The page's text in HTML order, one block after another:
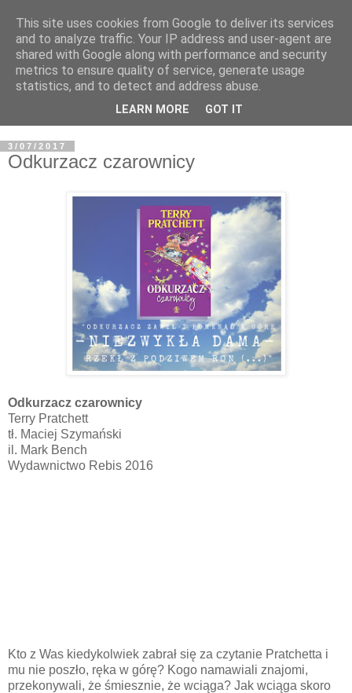
3/07/2017
Odkurzacz czarownicy
Odkurzacz czarownicy
Terry Pratchett
tł. Maciej Szymański
il. Mark Bench
Wydawnictwo Rebis 2016
Kto z Was kiedykolwiek zabrał się za czytanie Pratchetta i
mu nie poszło, ręka w górę? Kogo namawiali znajomi,
przekonywali, że śmiesznie, że wciąga? Jak wciąga skoro
This site uses cookies from Google to deliver its services
and to analyze traffic. Your IP address and user-agent are
shared with Google along with performance and security
metrics to ensure quality of service, generate usage
statistics, and to detect and address abuse.
LEARN MORE GOT IT